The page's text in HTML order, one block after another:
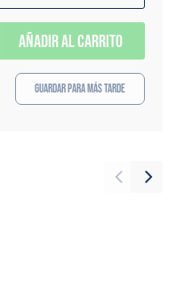
AÑADIR AL CARRITO
Guardar para más tarde